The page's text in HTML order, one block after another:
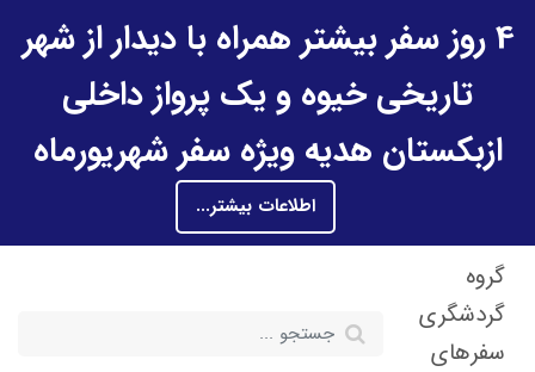
4 روز سفر بیشتر همراه با دیدار از شهر
تاریخی خیوه و یک پرواز داخلی
ازبکستان هدیه ویژه سفر شهریورماه
اطلاعات بیشتر...
گروه
گردشگری
سفرهای